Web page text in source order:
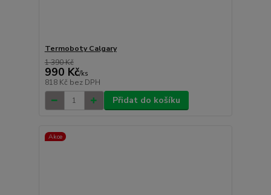
Termoboty Calgary
1 390 Kč
990 Kč/ks
818 Kč bez DPH
Přidat do košíku
Akce